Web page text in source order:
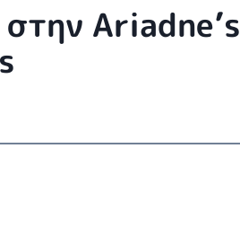
Ariadne’s